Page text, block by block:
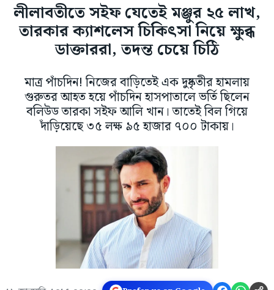
লীলাবতীতে সইফ যেতেই মঞ্জুর ২৫ লাখ,
তারকার ক্যাশলেস চিকিৎসা নিয়ে ক্ষুব্ধ
ডাক্তাররা, তদন্ত চেয়ে চিঠি
মাত্র পাঁচদিন! নিজের বাড়িতেই এক দুষ্কৃতীর হামলায়
গুরুতর আহত হয়ে পাঁচদিন হাসপাতালে ভর্তি ছিলেন
বলিউড তারকা সইফ আলি খান। তাতেই বিল গিয়ে
দাঁড়িয়েছে ৩৫ লক্ষ ৯৫ হাজার ৭০০ টাকায়।